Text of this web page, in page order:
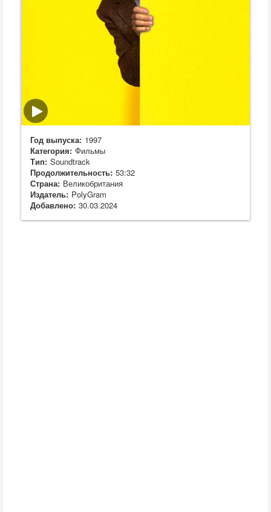
Год выпуска: 1997
Категория: Фильмы
Тип: Soundtrack
Продолжительность: 53:32
Страна: Великобритания
Издатель: PolyGram
Добавлено: 30.03.2024